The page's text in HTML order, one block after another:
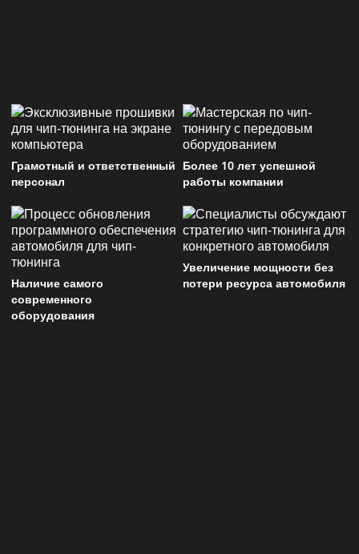
Грамотный и ответственный
персонал
Более 10 лет успешной
работы компании
Наличие самого
современного
оборудования
Увеличение мощности без
потери ресурса автомобиля